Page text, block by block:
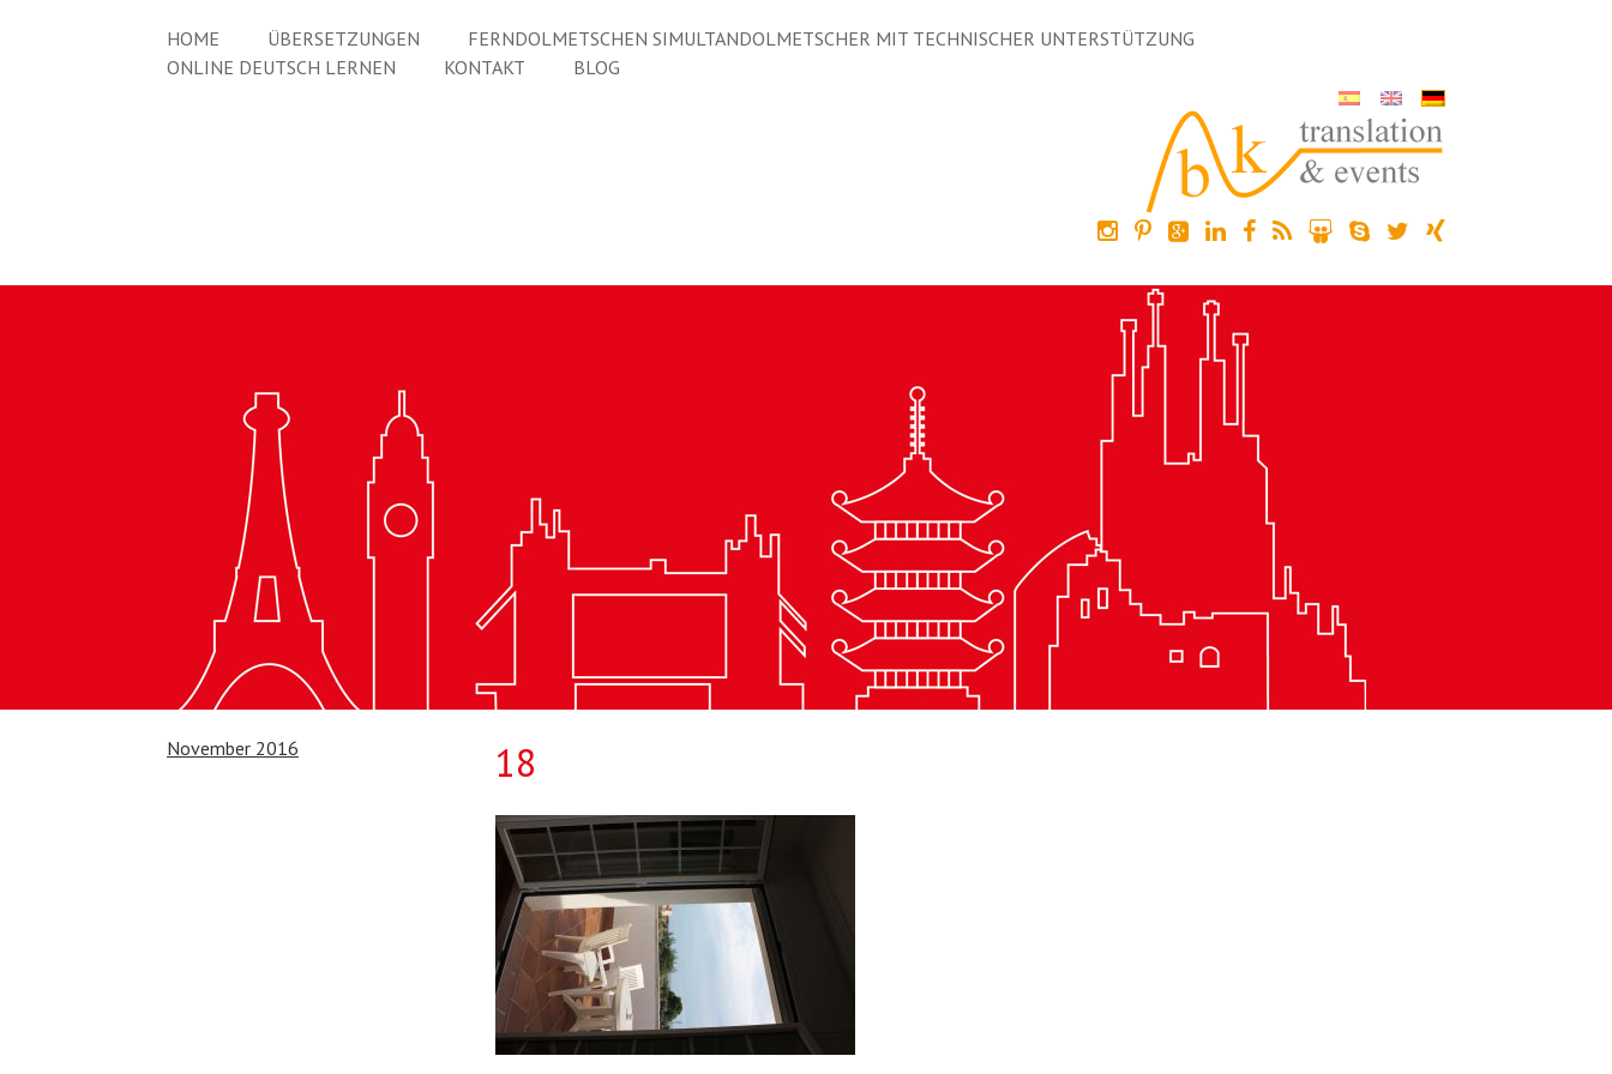
HOME ÜBERSETZUNGEN
FERNDOLMETSCHEN SIMULTANDOLMETSCHER MIT TECHNISCHER UNTERSTÜTZUNG
ONLINE DEUTSCH LERNEN
KONTAKT BLOG
November 2016 18